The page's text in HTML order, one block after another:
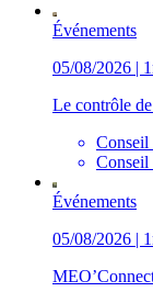
Événements
05/08/2026 |
Le contrôle
Conseil
Conseil
Événements
05/08/2026 |